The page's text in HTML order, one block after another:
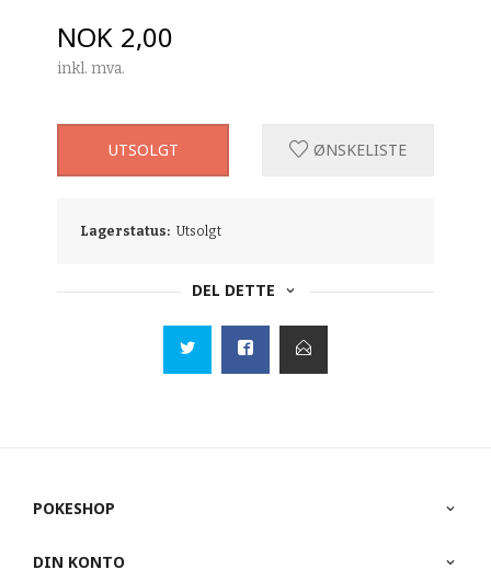
Pris
NOK 2,00
inkl. mva.
UTSOLGT ØNSKELISTE
Lagerstatus: Utsolgt
DEL DETTE
POKESHOP
DIN KONTO